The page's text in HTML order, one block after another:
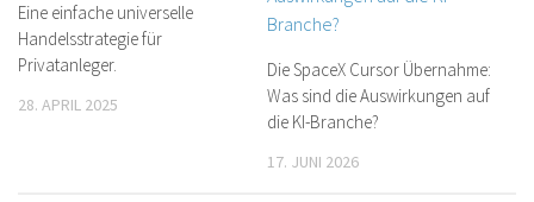
Eine einfache universelle
Handelsstrategie für
Privatanleger.
28. APRIL 2025
Die SpaceX Cursor Übernahme:
Was sind die Auswirkungen auf
die KI-Branche?
17. JUNI 2026